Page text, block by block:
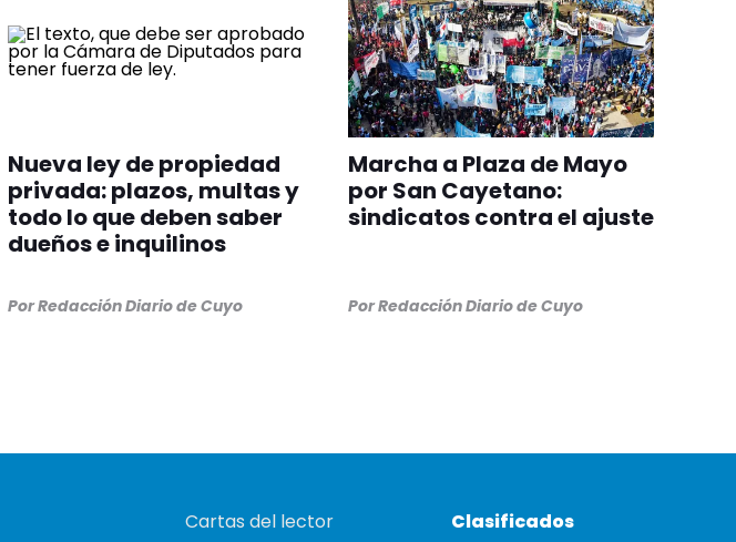
Nueva ley de propiedad
privada: plazos, multas y
todo lo que deben saber
dueños e inquilinos
PorRedacción Diario de Cuyo
Marcha a Plaza de Mayo
por San Cayetano:
sindicatos contra el ajuste
PorRedacción Diario de Cuyo
Cartas del lector Clasificados